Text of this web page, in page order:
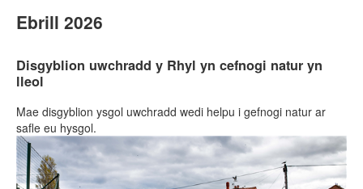
Ebrill 2026
Disgyblion uwchradd y Rhyl yn cefnogi natur yn
lleol
Mae disgyblion ysgol uwchradd wedi helpu i gefnogi natur ar
safle eu hysgol.